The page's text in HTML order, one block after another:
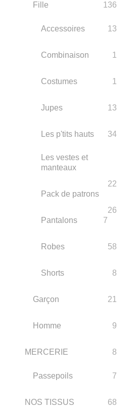
Fille 136
Accessoires 13
Combinaison 1
Costumes 1
Jupes 13
Les p'tits hauts 34
Les vestes et
manteaux
22
Pack de patrons
26
Pantalons
7
Robes 58
Shorts 8
Garçon 21
Homme 9
MERCERIE 8
Passepoils 7
NOS TISSUS 68